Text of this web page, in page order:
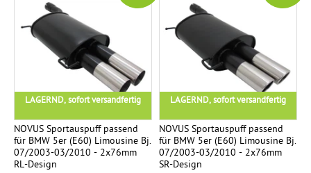
LAGERND, sofort versandfertig
NOVUS Sportauspuff passend
für BMW 5er (E60) Limousine Bj.
07/2003-03/2010 - 2x76mm
RL-Design
LAGERND, sofort versandfertig
NOVUS Sportauspuff passend
für BMW 5er (E60) Limousine Bj.
07/2003-03/2010 - 2x76mm
SR-Design